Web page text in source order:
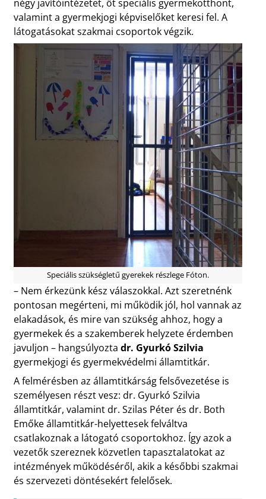
négy javítóintézetet, öt speciális gyermekotthont,
valamint a gyermekjogi képviselőket keresi fel. A
látogatásokat szakmai csoportok végzik.
Speciális szükségletű gyerekek részlege Fóton.
– Nem érkezünk kész válaszokkal. Azt szeretnénk
pontosan megérteni, mi működik jól, hol vannak az
elakadások, és mire van szükség ahhoz, hogy a
gyermekek és a szakemberek helyzete érdemben
javuljon – hangsúlyozta dr. Gyurkó Szilvia
gyermekjogi és gyermekvédelmi államtitkár.
A felmérésben az államtitkárság felsővezetése is
személyesen részt vesz: dr. Gyurkó Szilvia
államtitkár, valamint dr. Szilas Péter és dr. Both
Emőke államtitkár-helyettesek felváltva
csatlakoznak a látogató csoportokhoz. Így azok a
vezetők szereznek közvetlen tapasztalatokat az
intézmények működéséről, akik a későbbi szakmai
és szervezeti döntésekért felelősek.